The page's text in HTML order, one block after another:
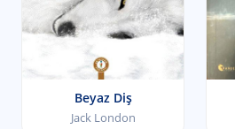
Beyaz Diş
Jack London